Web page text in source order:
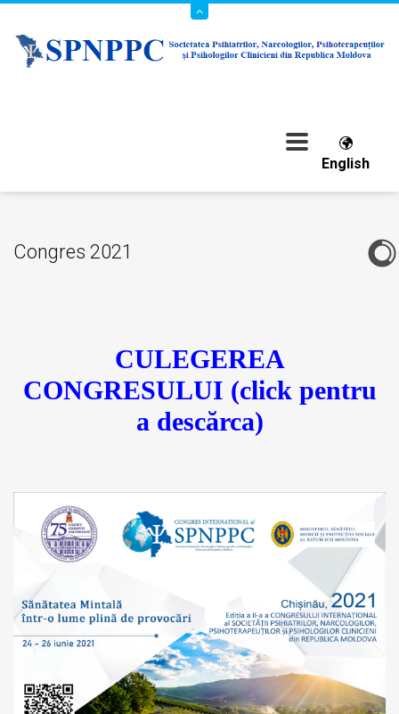
English
Congres 2021
CULEGEREA
CONGRESULUI (click pentru
a descărca)